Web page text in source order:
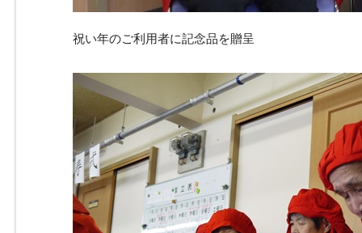
祝い年のご利用者に記念品を贈呈